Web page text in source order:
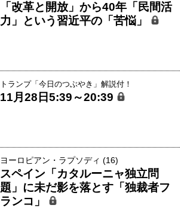
「改革と開放」から40年「民間活
力」という習近平の「苦悩」
トランプ「今日のつぶやき」解説付！
11月28日5:39～20:39
ヨーロピアン・ラプソディ (16)
スペイン「カタルーニャ独立問
題」に未だ影を落とす「独裁者フ
ランコ」